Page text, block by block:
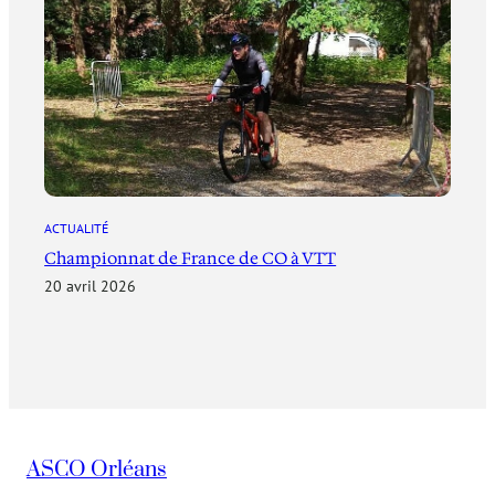
ACTUALITÉ
Championnat de France de CO à VTT
20 avril 2026
ASCO Orléans